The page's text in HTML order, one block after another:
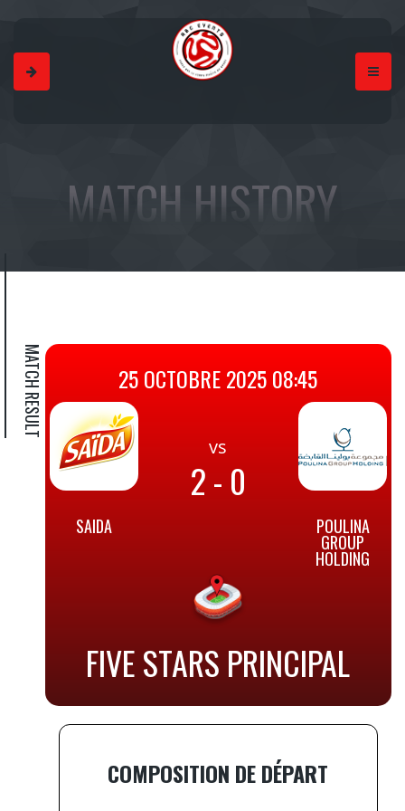
MATCH HISTORY
MATCH RESULT 25 OCTOBRE 2025 08:45
SAIDA
vs
2 - 0
POULINA
GROUP
HOLDING
FIVE STARS PRINCIPAL
COMPOSITION DE DÉPART